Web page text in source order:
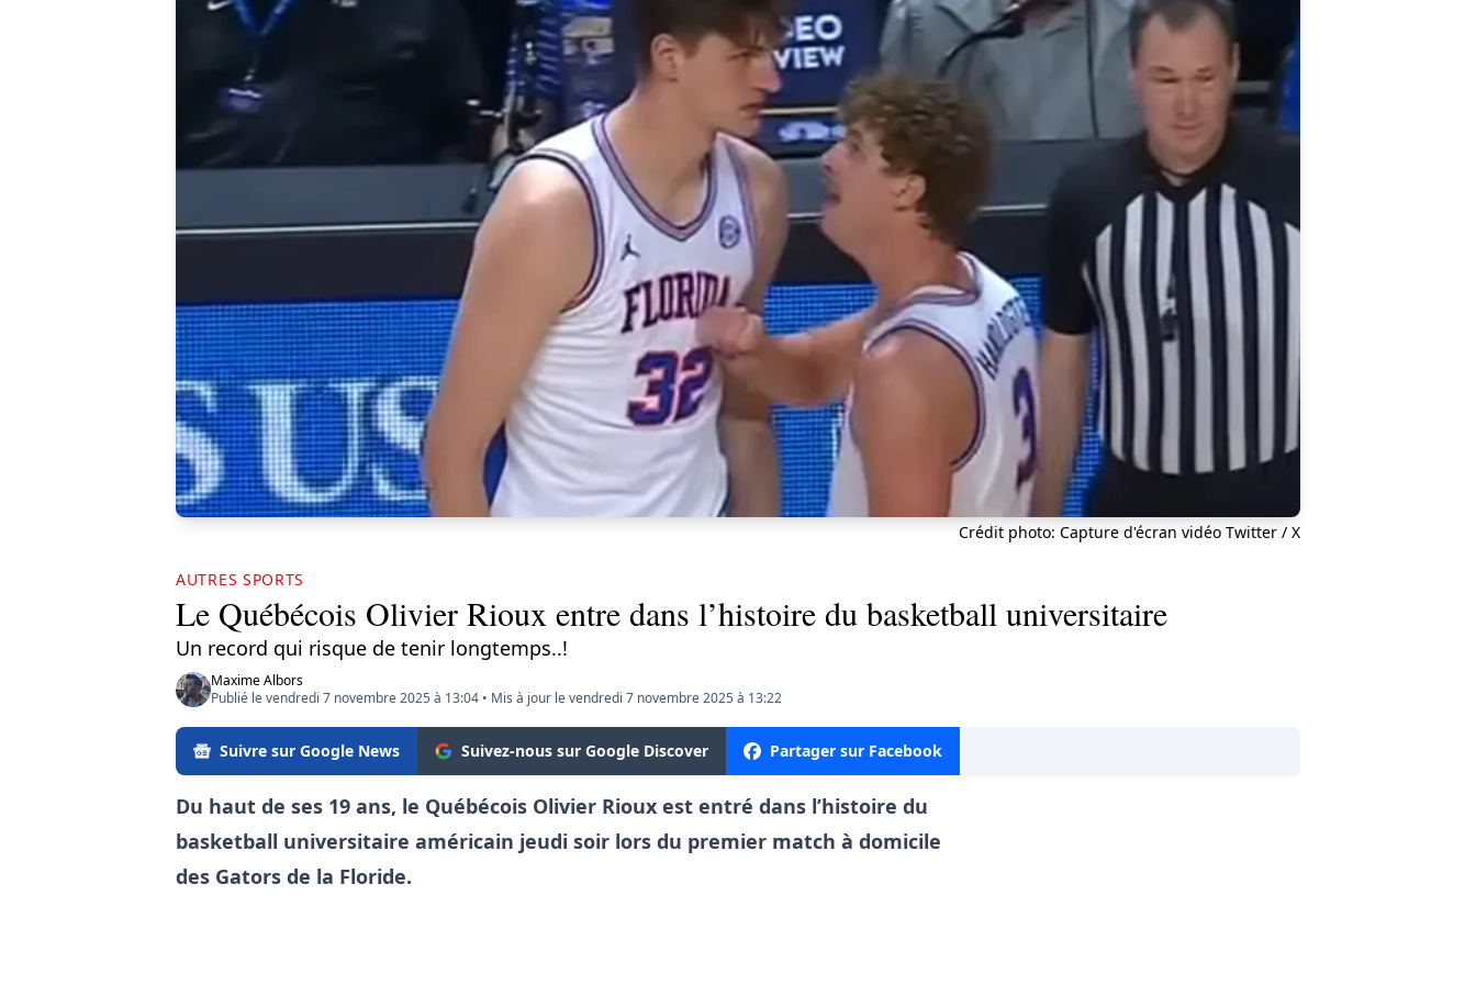
Crédit photo: Capture d'écran vidéo Twitter / X
AUTRES SPORTS
Le Québécois Olivier Rioux entre dans l’histoire du basketball universitaire
Un record qui risque de tenir longtemps..!
Maxime Albors
Publié le vendredi 7 novembre 2025 à 13:04 • Mis à jour le vendredi 7 novembre 2025 à 13:22
Suivre sur Google News Suivez-nous sur Google Discover Partager sur Facebook
Du haut de ses 19 ans, le Québécois Olivier Rioux est entré dans l’histoire du
basketball universitaire américain jeudi soir lors du premier match à domicile
des Gators de la Floride.